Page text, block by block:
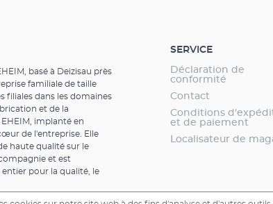
basé à Deizisau près
familiale de taille
filiales dans les domaines
et de la
implanté en
de l'entreprise. Elle
haute qualité sur le
et est
pour la qualité, le
SERVICE
Déclaration de
conformité
Contact
Conditions
et de paiement
Localisateur de